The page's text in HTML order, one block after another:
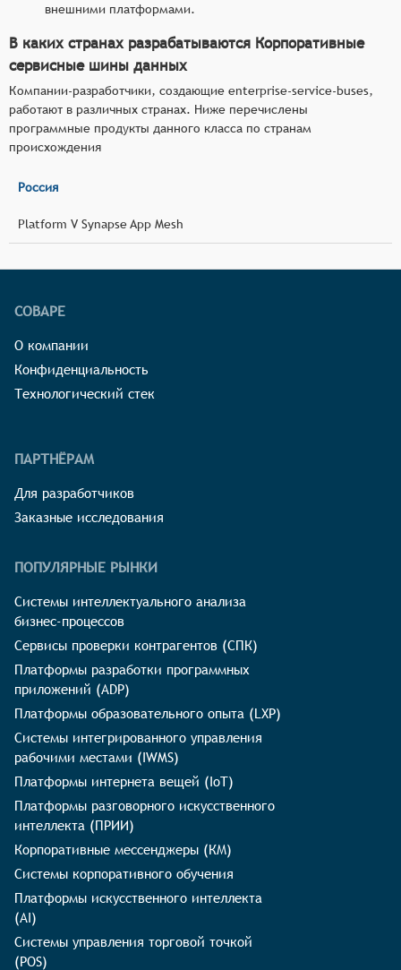
внешними платформами.
В каких странах разрабатываются Корпоративные
сервисные шины данных
Компании-разработчики, создающие enterprise-service-buses,
работают в различных странах. Ниже перечислены
программные продукты данного класса по странам
происхождения
Россия
Platform V Synapse App Mesh
СОВАРЕ
О компании
Конфиденциальность
Технологический стек
ПАРТНЁРАМ
Для разработчиков
Заказные исследования
ПОПУЛЯРНЫЕ РЫНКИ
Системы интеллектуального анализа
бизнес-процессов
Сервисы проверки контрагентов (СПК)
Платформы разработки программных
приложений (ADP)
Платформы образовательного опыта (LXP)
Системы интегрированного управления
рабочими местами (IWMS)
Платформы интернета вещей (IoT)
Платформы разговорного искусственного
интеллекта (ПРИИ)
Корпоративные мессенджеры (КМ)
Системы корпоративного обучения
Платформы искусственного интеллекта
(AI)
Системы управления торговой точкой
(POS)